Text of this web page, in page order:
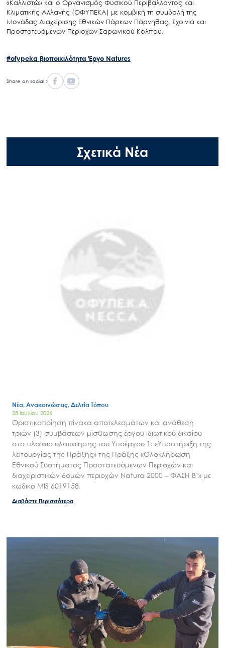
«Καλλιστώ» και ο Οργανισμός Φυσικού Περιβάλλοντος και
Κλιματικής Αλλαγής (ΟΦΥΠΕΚΑ) με κομβική τη συμβολή της
Μονάδας Διαχείρισης Εθνικών Πάρκων Πάρνηθας, Σχοινιά και
Προστατευόμενων Περιοχών Σαρωνικού Κόλπου.
#ofypeka βιοποικιλότηταΈργο Natures
Share on social :
Σχετικά Νέα
Νέα, Ανακοινώσεις, Δελτία Τύπου
28 Ιουλίου 2026
Οριστικοποίηση πίνακα αποτελεσμάτων και ανάθεση
τριών (3) συμβάσεων μίσθωσης έργου ιδιωτικού δικαίου
στο πλαίσιο υλοποίησης του Υποέργου 1: «Υποστήριξη της
λειτουργίας της Πράξης» της Πράξης «Ολοκλήρωση
Εθνικού Συστήματος Προστατευόμενων Περιοχών και
διαχειριστικών δομών περιοχών Natura 2000 – ΦΑΣΗ Β’» με
κωδικό MIS 6019158.
Διαβάστε Περισσότερα